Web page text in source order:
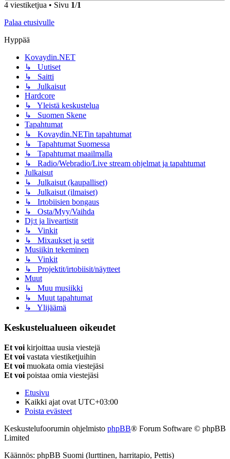
4 viestiketjua • Sivu 1/1
Palaa etusivulle
Hyppää
Kovaydin.NET
↳ Uutiset
↳ Saitti
↳ Julkaisut
Hardcore
↳ Yleistä keskustelua
↳ Suomen Skene
Tapahtumat
↳ Kovaydin.NETin tapahtumat
↳ Tapahtumat Suomessa
↳ Tapahtumat maailmalla
↳ Radio/Webradio/Live stream ohjelmat ja tapahtumat
Julkaisut
↳ Julkaisut (kaupalliset)
↳ Julkaisut (ilmaiset)
↳ Irtobiisien bongaus
↳ Osta/Myy/Vaihda
Dj:t ja liveartistit
↳ Vinkit
↳ Mixaukset ja setit
Musiikin tekeminen
↳ Vinkit
↳ Projektit/irtobiisit/näytteet
Muut
↳ Muu musiikki
↳ Muut tapahtumat
↳ Ylijäämä
Keskustelualueen oikeudet
Et voi kirjoittaa uusia viestejä
Et voi vastata viestiketjuihin
Et voi muokata omia viestejäsi
Et voi poistaa omia viestejäsi
Etusivu
Kaikki ajat ovat UTC+03:00
Poista evästeet
Keskustelufoorumin ohjelmisto phpBB® Forum Software © phpBB
Limited
Käännös: phpBB Suomi (lurttinen, harritapio, Pettis)